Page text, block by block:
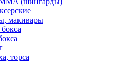
макивары
торса